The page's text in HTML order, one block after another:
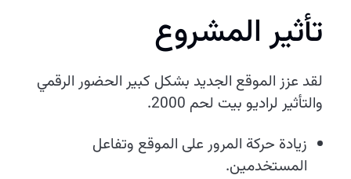
تأثير المشروع
لقد عزز الموقع الجديد بشكل كبير الحضور الرقمي
والتأثير لراديو بيت لحم 2000.
زيادة حركة المرور على الموقع وتفاعل
المستخدمين.